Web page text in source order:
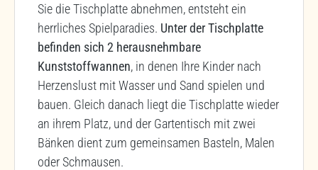
Sie die Tischplatte abnehmen, entsteht ein
herrliches Spielparadies. Unter der Tischplatte
befinden sich 2 herausnehmbare
Kunststoffwannen, in denen Ihre Kinder nach
Herzenslust mit Wasser und Sand spielen und
bauen. Gleich danach liegt die Tischplatte wieder
an ihrem Platz, und der Gartentisch mit zwei
Bänken dient zum gemeinsamen Basteln, Malen
oder Schmausen.